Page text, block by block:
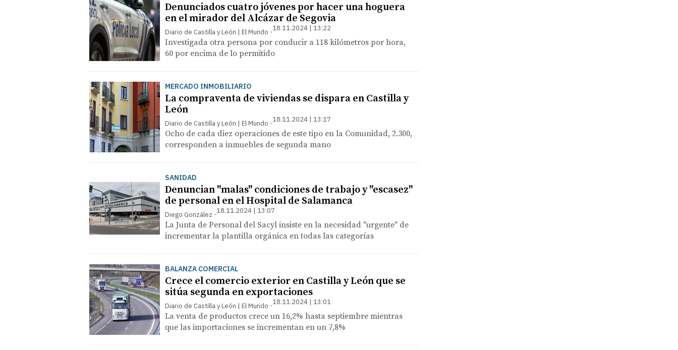
Denunciados cuatro jóvenes por hacer una hoguera
en el mirador del Alcázar de Segovia
Diario de Castilla y León | El Mundo 18.11.2024 | 13:22
Investigada otra persona por conducir a 118 kilómetros por hora,
60 por encima de lo permitido
MERCADO INMOBILIARIO
La compraventa de viviendas se dispara en Castilla y
León
Diario de Castilla y León | El Mundo 18.11.2024 | 13:17
Ocho de cada diez operaciones de este tipo en la Comunidad, 2.300,
corresponden a inmuebles de segunda mano
SANIDAD
Denuncian "malas" condiciones de trabajo y "escasez"
de personal en el Hospital de Salamanca
Diego González 18.11.2024 | 13:07
La Junta de Personal del Sacyl insiste en la necesidad "urgente" de
incrementar la plantilla orgánica en todas las categorías
BALANZA COMERCIAL
Crece el comercio exterior en Castilla y León que se
sitúa segunda en exportaciones
Diario de Castilla y León | El Mundo 18.11.2024 | 13:01
La venta de productos crece un 16,2% hasta septiembre mientras
que las importaciones se incrementan en un 7,8%